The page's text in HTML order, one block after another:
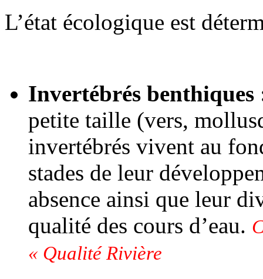
L’état écologique est
Invertébrés
petite taille (vers,
invertébrés vivent au
stades de leur
absence ainsi que leur
qualité des cours d’eau.
« Qualité Rivière